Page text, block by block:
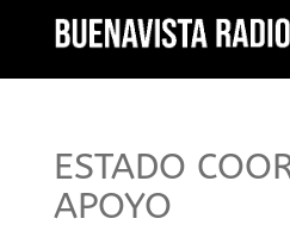
ESTADO
APOYO